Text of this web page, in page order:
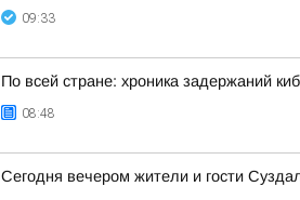
09:33
По всей стране: хроника задержаний
08:48
Сегодня вечером жители и гости